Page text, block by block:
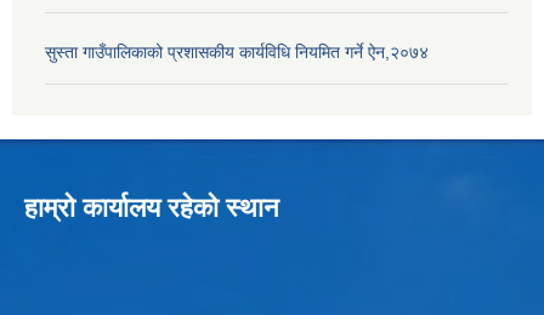
सुस्ता गाउँपालिकाको प्रशासकीय कार्यविधि नियमित गर्ने ऐन,२०७४
हाम्रो कार्यालय रहेको स्थान